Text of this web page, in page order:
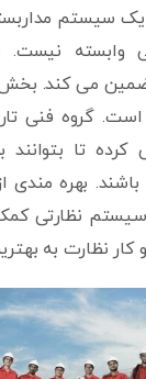
سیستم مداربسته
وابسته نیست.
می کند.
گروه فنی
کرده تا بتوانند
بهره مندی
سیستم نظارتی
نظارت به